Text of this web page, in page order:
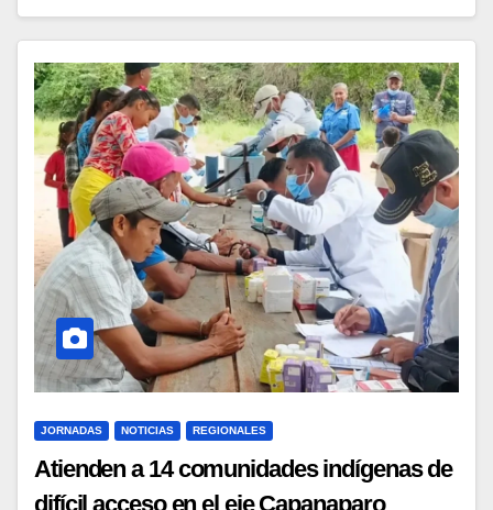
JORNADAS NOTICIAS REGIONALES
Atienden a 14 comunidades indígenas de
difícil acceso en el eje Capanaparo